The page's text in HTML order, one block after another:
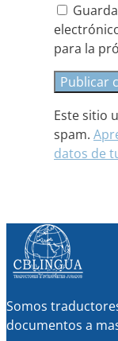
para la
Este sitio
spam.
datos de
Somos
documentos a